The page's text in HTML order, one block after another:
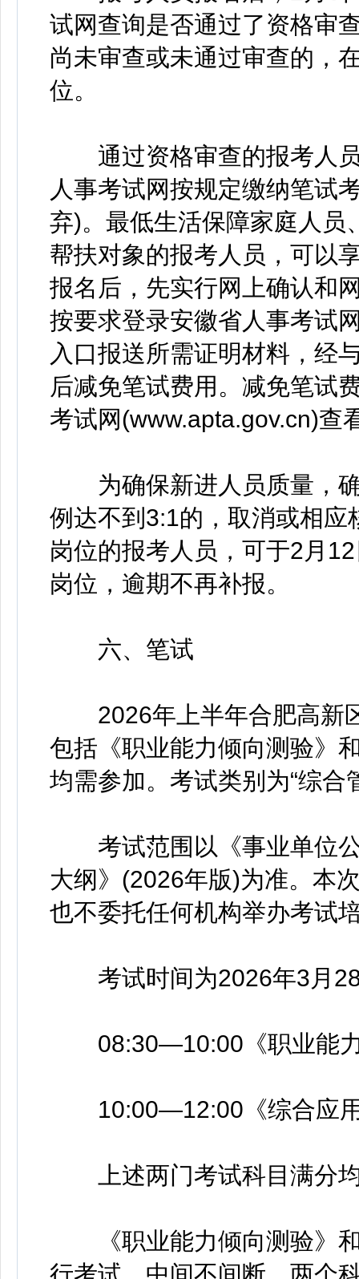
试网查询是否通过了资格审
尚未审查或未通过审查的，
位。
通过资格审查的报考人员
人事考试网按规定缴纳笔试
弃)。最低生活保障家庭人员
帮扶对象的报考人员，可以
报名后，先实行网上确认和
按要求登录安徽省人事考试
入口报送所需证明材料，经
后减免笔试费用。减免笔试
考试网(www.apta.gov.cn)查
为确保新进人员质量，确
例达不到3:1的，取消或相
岗位的报考人员，可于2月
岗位，逾期不再补报。
六、笔试
2026年上半年合肥高新
包括《职业能力倾向测验》
均需参加。考试类别为“综合
考试范围以《事业单位公
大纲》(2026年版)为准。本
也不委托任何机构举办考试
考试时间为2026年3月28
08:30—10:00《职业能力
10:00—12:00《综合应
上述两门考试科目满分
《职业能力倾向测验》和